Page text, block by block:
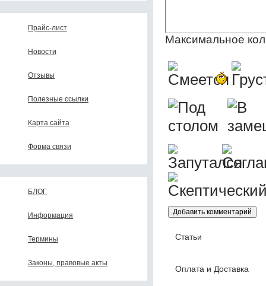
Прайс-лист
Новости
Отзывы
Полезные ссылки
Карта сайта
Форма связи
БЛОГ
Информация
Термины
Законы, правовые акты
Максимальное
Статьи
Оплата и Доставка